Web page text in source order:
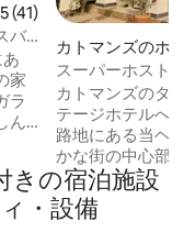
ュー41件、5つ星中5つ
5 (41)
バ
家
ラ
ん
情
に
カトマンズのホテ
スーパーホスト|
＆朝食付き！
カトマンズのタメ
テージホテルへようこそ。
路地にある当ヘリ
かな街の中心部近
的な場所です。 屋上のアートギャラリー
とヨガスペース、
地の良いカフェ、
きの宿泊施設
・設備